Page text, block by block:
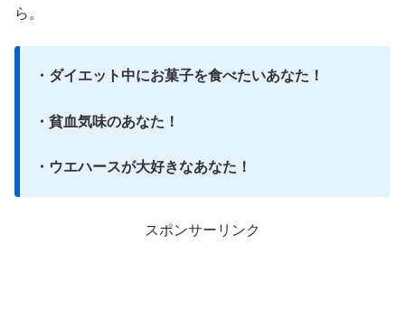
ら。
・ダイエット中にお菓子を食べたいあなた！
・貧血気味のあなた！
・ウエハースが大好きなあなた！
スポンサーリンク